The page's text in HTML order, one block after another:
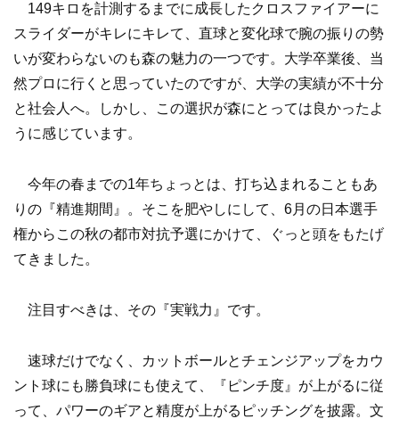
149キロを計測するまでに成長したクロスファイアーに
スライダーがキレにキレて、直球と変化球で腕の振りの勢
いが変わらないのも森の魅力の一つです。大学卒業後、当
然プロに行くと思っていたのですが、大学の実績が不十分
と社会人へ。しかし、この選択が森にとっては良かったよ
うに感じています。
今年の春までの1年ちょっとは、打ち込まれることもあ
りの『精進期間』。そこを肥やしにして、6月の日本選手
権からこの秋の都市対抗予選にかけて、ぐっと頭をもたげ
てきました。
注目すべきは、その『実戦力』です。
速球だけでなく、カットボールとチェンジアップをカウ
ント球にも勝負球にも使えて、『ピンチ度』が上がるに従
って、パワーのギアと精度が上がるピッチングを披露。文